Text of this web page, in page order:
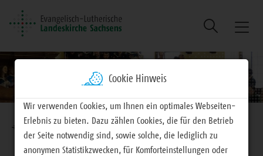
Suche
Brotkrumennavigation
EVLKS - engagiert Landeskirche
Landessynode
Sonntag, 15. April 2018
Cookie Hinweis
Wir verwenden Cookies, um Ihnen ein optimales Webseiten-
Erlebnis zu bieten. Dazu zählen Cookies, die für den Betrieb
der Seite notwendig sind, sowie solche, die lediglich zu
anonymen Statistikzwecken, für Komforteinstellungen oder